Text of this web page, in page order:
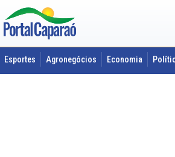
Esportes Agronegócios Economia